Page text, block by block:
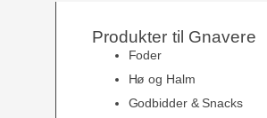
Produkter til Gnavere
Foder
Hø og Halm
Godbidder & Snacks